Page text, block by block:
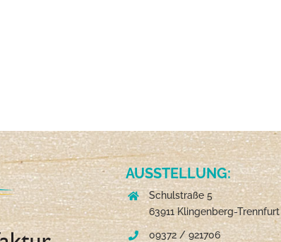
AUSSTELLUNG:
Schulstraße 5
63911 Klingenberg-Trennfurt
09372 / 921706